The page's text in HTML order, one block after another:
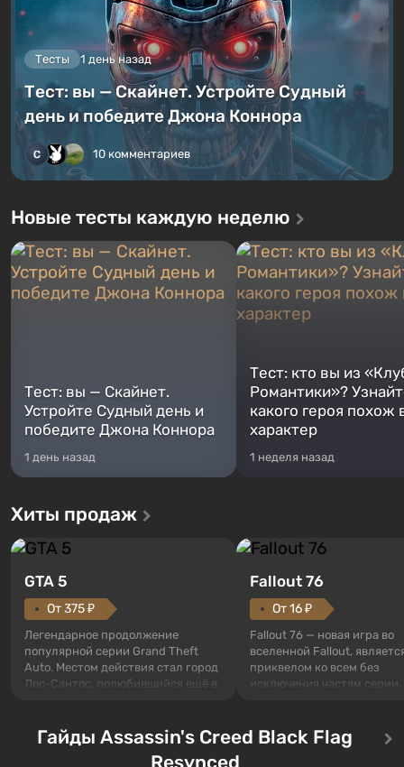
Тесты 1 день назад
Тест: вы — Скайнет. Устройте Судный
день и победите Джона Коннора
10 комментариев
Новые тесты каждую неделю
Тест: вы — Скайнет.
Устройте Судный день и
победите Джона Коннора
1 день назад
Тест: кто вы из
Романтики»?
какого героя похож
характер
1 неделя назад
Хиты продаж
GTA 5
От 375 ₽
Легендарное продолжение
популярной серии Grand Theft
Auto. Местом действия стал город
Лос-Сантос, полюбившийся ещё в
сразу трех персонажей: Майкла,
Тревора и Франклина, между
Fallout 76
От 16 ₽
Fallout 76 — новая игра во
вселенной Fallout,
приквелом ко всем без
исключения частям серии.
Оно же, по задумке
Vault-Tec, должно
Гайды Assassin's Creed Black Flag
Resynced